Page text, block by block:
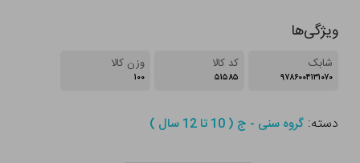
ویژگی‌ها
شابک
۹۷۸۶۰۰۴۱۳۱۰۷۰
کد کالا
۵۱۵۸۵
وزن کالا
۱۰۰
دسته:گروه سنی - ج ( 10 تا 12 سال )